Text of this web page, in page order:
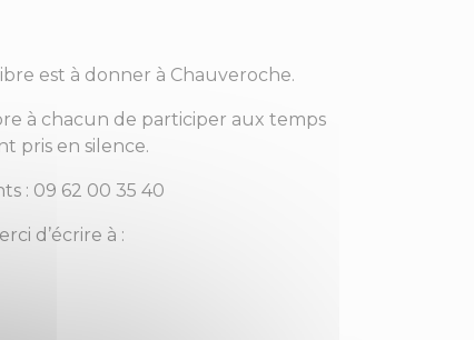
est à donner à Chauveroche.
à chacun de participer aux temps
pris en silence.
: 09 62 00 35 40
d’écrire à :